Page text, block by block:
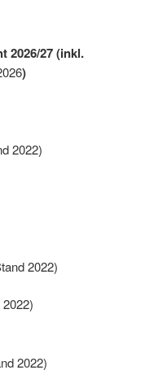
2026/27 (inkl.
)
2022)
2022)
2022)